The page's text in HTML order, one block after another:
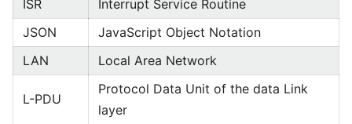
ISR
Interrupt Service Routine
JSON
JavaScript Object Notation
LAN
Local Area Network
L-PDU
Protocol Data Unit of the data Link
layer